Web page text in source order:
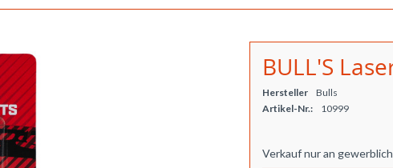
BULL'S
Hersteller
Bulls
Artikel-Nr.:
10999
Verkauf nur an